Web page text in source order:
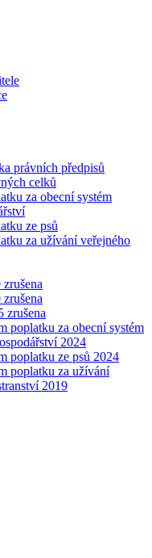
právních předpisů
celků
za obecní systém
ze psů
za užívání veřejného
zrušena
poplatku za obecní systém
2024
poplatku ze psů 2024
poplatku za užívání
2019